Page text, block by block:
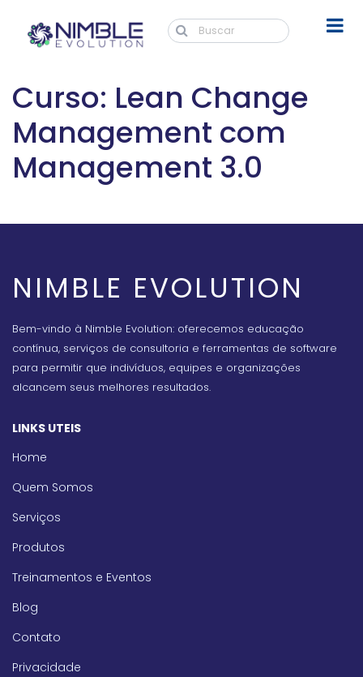
Curso: Lean Change
Management com
Management 3.0
NIMBLE EVOLUTION
Bem-vindo à Nimble Evolution: oferecemos educação
contínua, serviços de consultoria e ferramentas de software
para permitir que indivíduos, equipes e organizações
alcancem seus melhores resultados.
LINKS UTEIS
Home
Quem Somos
Serviços
Produtos
Treinamentos e Eventos
Blog
Contato
Privacidade